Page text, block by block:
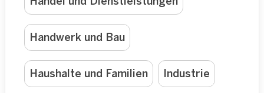
Handwerk und Bau
Haushalte und Familien Industrie